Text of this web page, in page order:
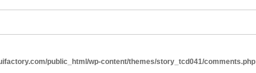
public_html/wp-content/themes/story_tcd041/comments.php